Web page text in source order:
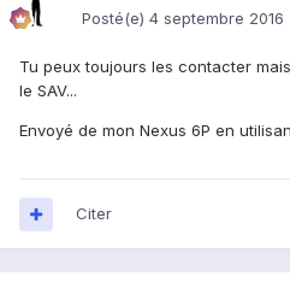
Posté(e) 4 septembre 2016
Tu peux toujours les contacter
le SAV...
Envoyé de mon Nexus 6P en
Citer